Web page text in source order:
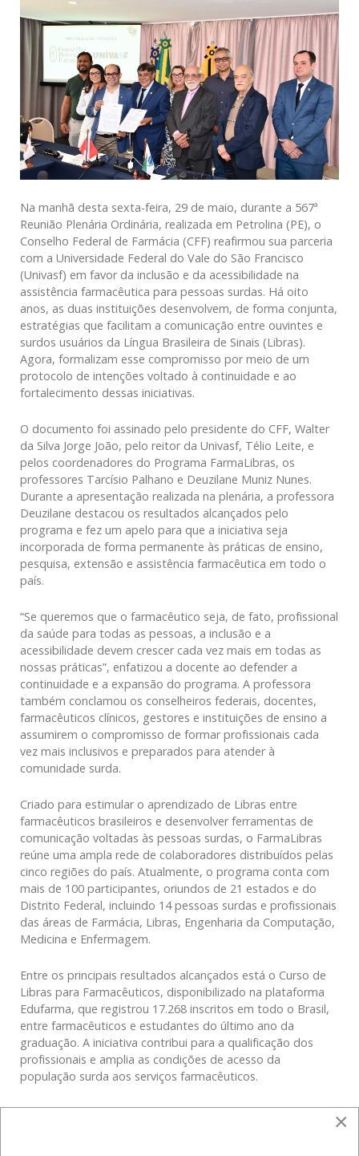
Na manhã desta sexta-feira, 29 de maio, durante a 567ª
Reunião Plenária Ordinária, realizada em Petrolina (PE), o
Conselho Federal de Farmácia (CFF) reafirmou sua parceria
com a Universidade Federal do Vale do São Francisco
(Univasf) em favor da inclusão e da acessibilidade na
assistência farmacêutica para pessoas surdas. Há oito
anos, as duas instituições desenvolvem, de forma conjunta,
estratégias que facilitam a comunicação entre ouvintes e
surdos usuários da Língua Brasileira de Sinais (Libras).
Agora, formalizam esse compromisso por meio de um
protocolo de intenções voltado à continuidade e ao
fortalecimento dessas iniciativas.
O documento foi assinado pelo presidente do CFF, Walter
da Silva Jorge João, pelo reitor da Univasf, Télio Leite, e
pelos coordenadores do Programa FarmaLibras, os
professores Tarcísio Palhano e Deuzilane Muniz Nunes.
Durante a apresentação realizada na plenária, a professora
Deuzilane destacou os resultados alcançados pelo
programa e fez um apelo para que a iniciativa seja
incorporada de forma permanente às práticas de ensino,
pesquisa, extensão e assistência farmacêutica em todo o
país.
“Se queremos que o farmacêutico seja, de fato, profissional
da saúde para todas as pessoas, a inclusão e a
acessibilidade devem crescer cada vez mais em todas as
nossas práticas”, enfatizou a docente ao defender a
continuidade e a expansão do programa. A professora
também conclamou os conselheiros federais, docentes,
farmacêuticos clínicos, gestores e instituições de ensino a
assumirem o compromisso de formar profissionais cada
vez mais inclusivos e preparados para atender à
comunidade surda.
Criado para estimular o aprendizado de Libras entre
farmacêuticos brasileiros e desenvolver ferramentas de
comunicação voltadas às pessoas surdas, o FarmaLibras
reúne uma ampla rede de colaboradores distribuídos pelas
cinco regiões do país. Atualmente, o programa conta com
mais de 100 participantes, oriundos de 21 estados e do
Distrito Federal, incluindo 14 pessoas surdas e profissionais
das áreas de Farmácia, Libras, Engenharia da Computação,
Medicina e Enfermagem.
Entre os principais resultados alcançados está o Curso de
Libras para Farmacêuticos, disponibilizado na plataforma
Edufarma, que registrou 17.268 inscritos em todo o Brasil,
entre farmacêuticos e estudantes do último ano da
graduação. A iniciativa contribui para a qualificação dos
profissionais e amplia as condições de acesso da
população surda aos serviços farmacêuticos.
A apresentação também evidenciou o desenvolvimento do
Aplicativo Web FarmaLibras, ferramenta criada para facilitar×